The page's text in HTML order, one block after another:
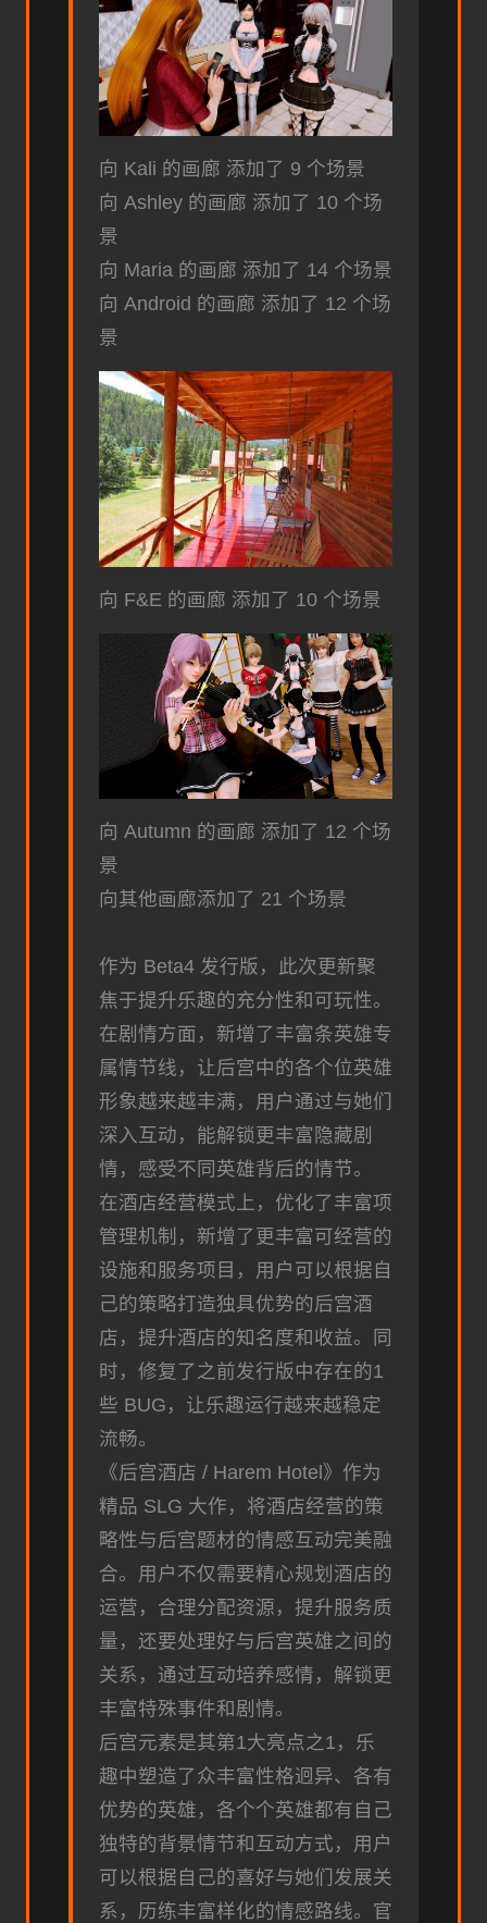
向 Kali 的画廊 添加了 9 个场景
向 Ashley 的画廊 添加了 10 个场
景
向 Maria 的画廊 添加了 14 个场景
向 Android 的画廊 添加了 12 个场
景
向 F&E 的画廊 添加了 10 个场景
向 Autumn 的画廊 添加了 12 个场
景
向其他画廊添加了 21 个场景
作为 Beta4 发行版，此次更新聚
焦于提升乐趣的充分性和可玩性。
在剧情方面，新增了丰富条英雄专
属情节线，让后宫中的各个位英雄
形象越来越丰满，用户通过与她们
深入互动，能解锁更丰富隐藏剧
情，感受不同英雄背后的情节。
在酒店经营模式上，优化了丰富项
管理机制，新增了更丰富可经营的
设施和服务项目，用户可以根据自
己的策略打造独具优势的后宫酒
店，提升酒店的知名度和收益。同
时，修复了之前发行版中存在的1
些 BUG，让乐趣运行越来越稳定
流畅。
《后宫酒店 / Harem Hotel》作为
精品 SLG 大作，将酒店经营的策
略性与后宫题材的情感互动完美融
合。用户不仅需要精心规划酒店的
运营，合理分配资源，提升服务质
量，还要处理好与后宫英雄之间的
关系，通过互动培养感情，解锁更
丰富特殊事件和剧情。
后宫元素是其第1大亮点之1，乐
趣中塑造了众丰富性格迥异、各有
优势的英雄，各个个英雄都有自己
独特的背景情节和互动方式，用户
可以根据自己的喜好与她们发展关
系，历练丰富样化的情感路线。官